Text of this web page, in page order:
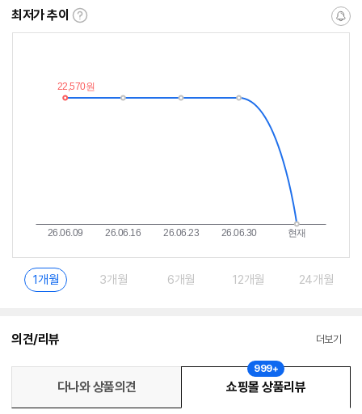
최저가 추이
최
이
란?
알
1개월 3개월 6개월 12개월 24개월
의견/리뷰 더보기
다나와 상품의견 쇼핑몰 상품리뷰
999+